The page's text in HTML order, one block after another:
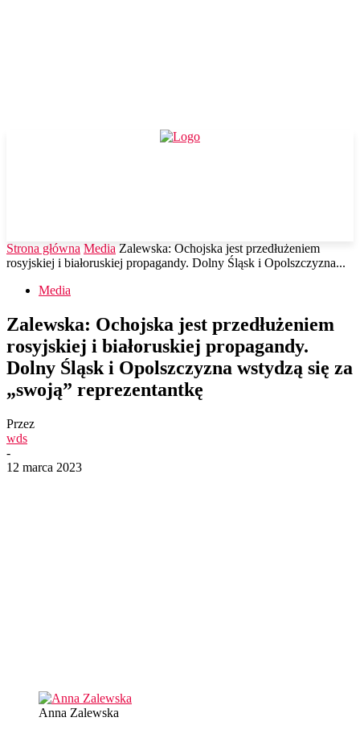
Strona główna Media Zalewska: Ochojska jest przedłużeniem
rosyjskiej i białoruskiej propagandy. Dolny Śląsk i Opolszczyzna...
Media
Zalewska: Ochojska jest przedłużeniem
rosyjskiej i białoruskiej propagandy.
Dolny Śląsk i Opolszczyzna wstydzą się za
„swoją” reprezentantkę
Przez
wds
-
12 marca 2023
Anna Zalewska